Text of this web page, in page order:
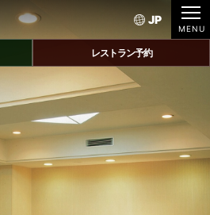
JP
レストラン予約